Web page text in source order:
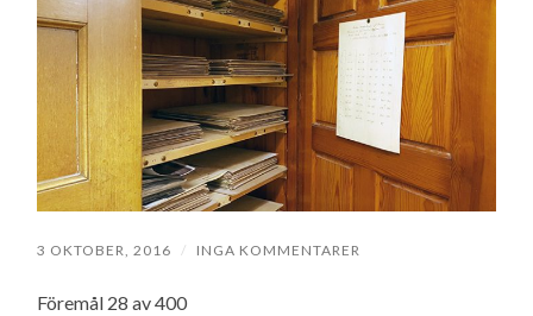
3 OKTOBER, 2016 / INGA KOMMENTARER
Föremål 28 av 400